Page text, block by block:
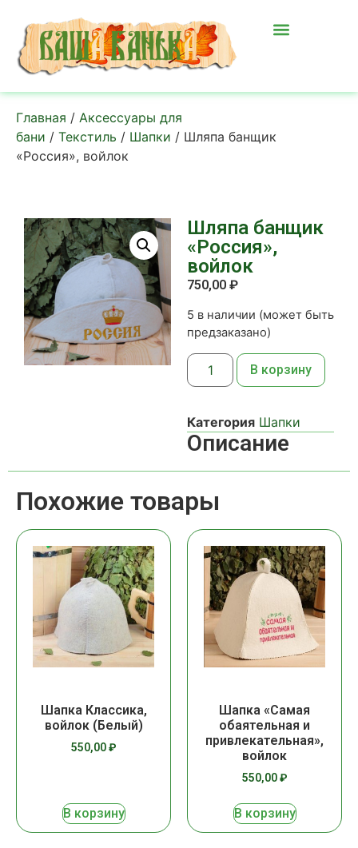
Главная / Аксессуары для
бани / Текстиль / Шапки / Шляпа банщик
«Россия», войлок
Шляпа банщик
«Россия»,
войлок
750,00 ₽
5 в наличии (может быть
предзаказано)
В корзину
Категория Шапки
Описание
Похожие товары
Шапка Классика,
войлок (Белый)
550,00₽
В корзину
Шапка «Самая
обаятельная и
привлекательная»,
войлок
550,00₽
В корзину